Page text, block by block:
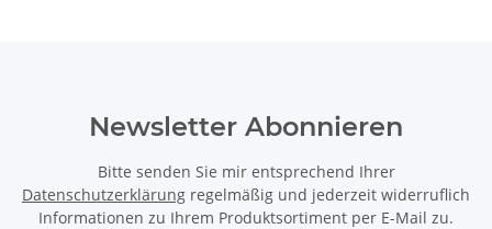
Newsletter Abonnieren
Bitte senden Sie mir entsprechend Ihrer
Datenschutzerklärung regelmäßig und jederzeit widerruflich
Informationen zu Ihrem Produktsortiment per E-Mail zu.